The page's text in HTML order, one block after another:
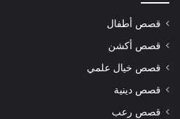
قصص أطفال
قصص أكشن
قصص خيال علمي
قصص دينية
قصص رعب